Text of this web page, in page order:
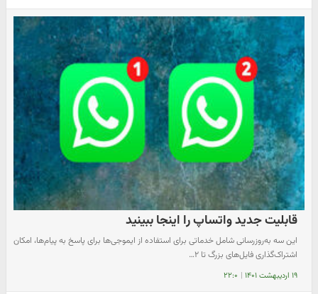
قابلیت جدید واتساپ را اینجا ببینید
این سه به‌روزرسانی شامل خدماتی برای استفاده از ایموجی‌ها برای پاسخ به پیام‌ها، امکان
اشتراک‌گذاری فایل‌های بزرگ تا ۲…
۱۹ اردیبهشت ۱۴۰۱ | ۲۲:۰